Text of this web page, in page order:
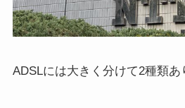
ADSLには大きく分けて2種類あ